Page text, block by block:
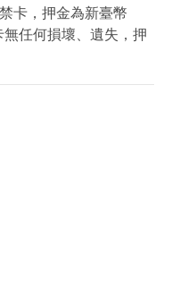
卡，押金為新臺幣
任何損壞、遺失，押